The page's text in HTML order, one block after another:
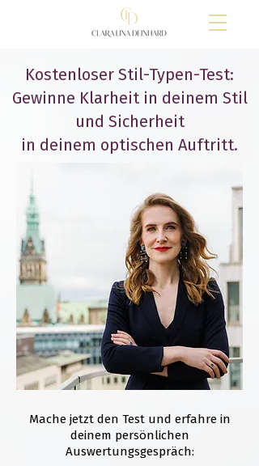
Kostenloser Stil-Typen-Test:
Gewinne Klarheit in deinem Stil
und Sicherheit
in deinem optischen Auftritt.
Mache jetzt den Test und erfahre in
deinem persönlichen
Auswertungsgespräch: